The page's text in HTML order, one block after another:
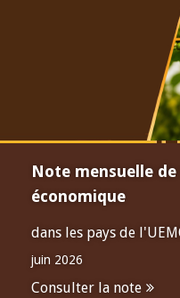
Note mensuelle
économique
dans les pays de
juin 2026
Consulter la note